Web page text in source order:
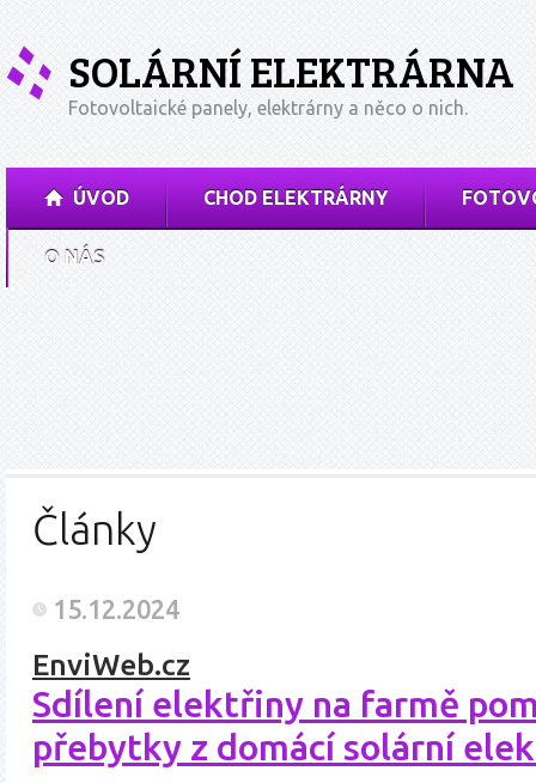
SOLÁRNÍ ELEKTRÁRNA
Fotovoltaické panely, elektrárny a něco o nich.
ÚVOD CHOD ELEKTRÁRNY
O NÁS
Články
15.12.2024
EnviWeb.cz
Sdílení elektřiny na farmě
přebytky z domácí solární